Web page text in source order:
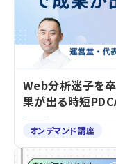
Web分析迷子を
果が出る時短
オンデマンド講座